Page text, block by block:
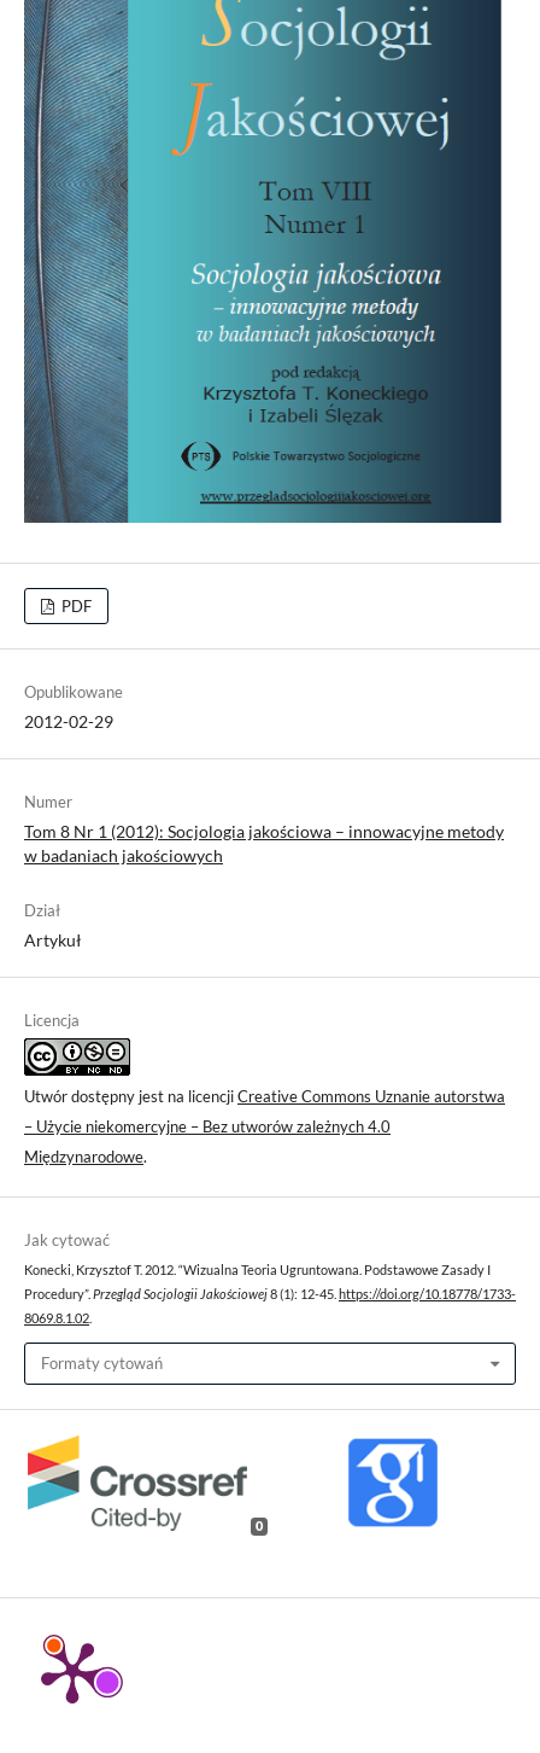
PDF
Opublikowane
2012-02-29
Numer
Tom 8 Nr 1 (2012): Socjologia jakościowa – innowacyjne metody
w badaniach jakościowych
Dział
Artykuł
Licencja
Utwór dostępny jest na licencjiCreative Commons Uznanie autorstwa
– Użycie niekomercyjne – Bez utworów zależnych 4.0
Międzynarodowe.
Jak cytować
Konecki, Krzysztof T. 2012. “Wizualna Teoria Ugruntowana. Podstawowe Zasady I
Procedury”. Przegląd Socjologii Jakościowej8 (1): 12-45. https://doi.org/10.18778/1733-
8069.8.1.02
Formaty cytowań
0